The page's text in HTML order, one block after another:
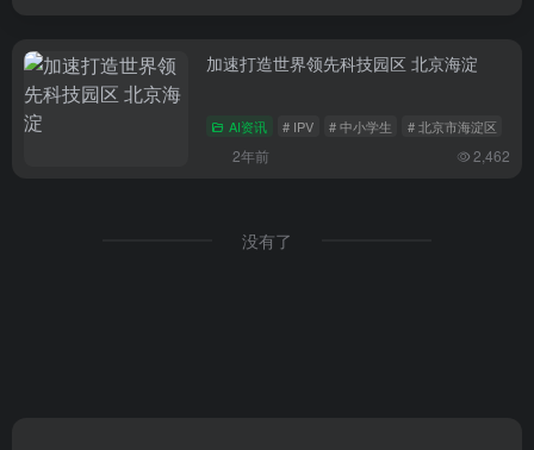
加速打造世界领先科技园区 北京海淀
AI资讯 # IPV # 中小学生 # 北京市海淀区
2年前 2,462
没有了